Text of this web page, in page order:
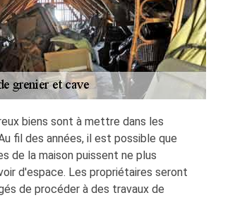
biens sont à mettre dans les
fil des années, il est possible que
de la maison puissent ne plus
d'espace. Les propriétaires seront
de procéder à des travaux de